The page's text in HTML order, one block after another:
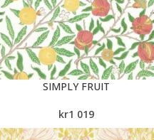
SIMPLY FRUIT
kr1 019